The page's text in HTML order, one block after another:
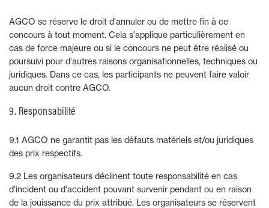
AGCO se réserve le droit d'annuler ou de mettre fin à ce
concours à tout moment. Cela s'applique particulièrement en
cas de force majeure ou si le concours ne peut être réalisé ou
poursuivi pour d'autres raisons organisationnelles, techniques ou
juridiques. Dans ce cas, les participants ne peuvent faire valoir
aucun droit contre AGCO.
9. Responsabilité
9.1 AGCO ne garantit pas les défauts matériels et/ou juridiques
des prix respectifs.
9.2 Les organisateurs déclinent toute responsabilité en cas
d'incident ou d'accident pouvant survenir pendant ou en raison
de la jouissance du prix attribué. Les organisateurs se réservent